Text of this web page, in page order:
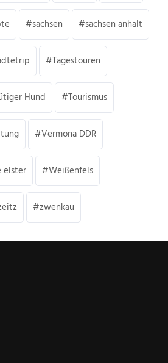
sachsen sachsen anhalt
Tagestouren
Hund Tourismus
Vermona DDR
elster Weißenfels
zwenkau